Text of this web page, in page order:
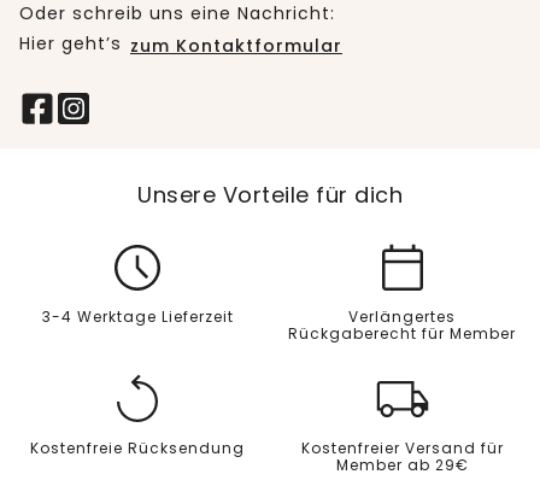
Oder schreib uns eine Nachricht:
Hier geht’s zum Kontaktformular
Unsere Vorteile für dich
3-4 Werktage Lieferzeit
Verlängertes
Rückgaberecht für Member
Kostenfreie Rücksendung
Kostenfreier Versand für
Member ab 29€